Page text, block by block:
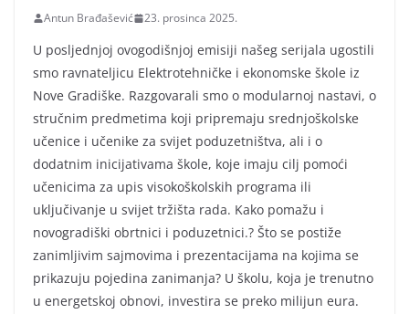
Antun Brađašević 23. prosinca 2025.
U posljednjoj ovogodišnjoj emisiji našeg serijala ugostili
smo ravnateljicu Elektrotehničke i ekonomske škole iz
Nove Gradiške. Razgovarali smo o modularnoj nastavi, o
stručnim predmetima koji pripremaju srednjoškolske
učenice i učenike za svijet poduzetništva, ali i o
dodatnim inicijativama škole, koje imaju cilj pomoći
učenicima za upis visokoškolskih programa ili
uključivanje u svijet tržišta rada. Kako pomažu i
novogradiški obrtnici i poduzetnici.? Što se postiže
zanimljivim sajmovima i prezentacijama na kojima se
prikazuju pojedina zanimanja? U školu, koja je trenutno
u energetskoj obnovi, investira se preko milijun eura.